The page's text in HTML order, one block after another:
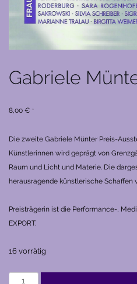
Gabriele
8,00 € *
Die zweite Gabriele Münter Preis-
Künstlerinnen wird geprägt von
Raum und Licht und Materie. Die
herausragende künstlerische Schaffen
Preisträgerin ist die Performance-,
EXPORT.
16 vorrätig
Gabriele